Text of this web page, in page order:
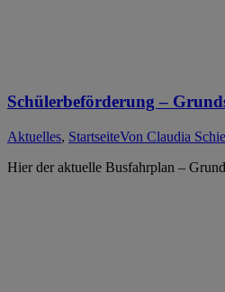
Schülerbeförderung –
Aktuelles, StartseiteVon Claudia
Hier der aktuelle Busfahrplan –